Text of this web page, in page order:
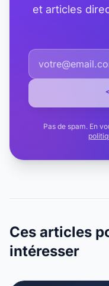
et articles
Pas de spam. En
Ces articles
intéresser